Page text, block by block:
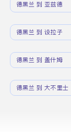
德黑兰 到 亚兹德
德黑兰 到 设拉子
德黑兰 到 盖什姆
德黑兰 到 大不里士